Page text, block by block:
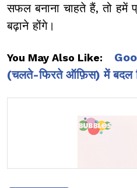
सफल बनाना चाहते हैं, तो हमें
बढ़ाने होंगे।
You May Also Like:
(चलते-फिरते ऑफ़िस) में बदल